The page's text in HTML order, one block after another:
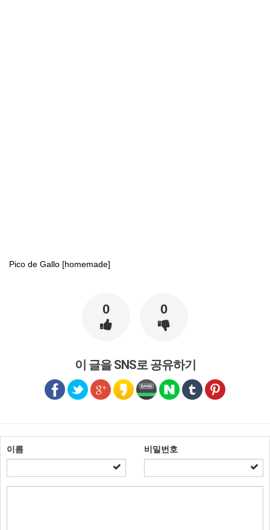
Pico de Gallo [homemade]
0 0
이 글을 SNS로 공유하기
이름 비밀번호